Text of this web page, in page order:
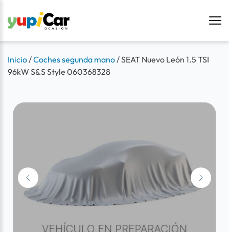
Inicio/Coches segunda mano/SEAT Nuevo León 1.5 TSI
96kW S&S Style 060368328